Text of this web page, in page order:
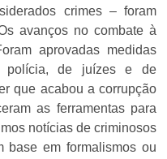
crimes – foram
avanços no combate à
aprovadas medidas
polícia, de juízes e de
que acabou a corrupção
as ferramentas para
notícias de criminosos
base em formalismos ou